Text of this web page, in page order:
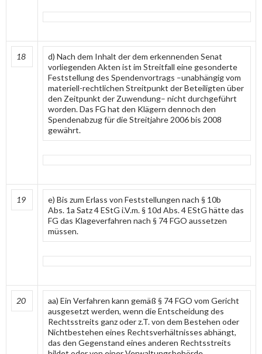
18
d) Nach dem Inhalt der dem erkennenden Senat
vorliegenden Akten ist im Streitfall eine gesonderte
Feststellung des Spendenvortrags –unabhängig vom
materiell-rechtlichen Streitpunkt der Beteiligten über
den Zeitpunkt der Zuwendung– nicht durchgeführt
worden. Das FG hat den Klägern dennoch den
Spendenabzug für die Streitjahre 2006 bis 2008
gewährt.
19
e) Bis zum Erlass von Feststellungen nach § 10b
Abs. 1a Satz 4 EStG i.V.m. § 10d Abs. 4 EStG hätte das
FG das Klageverfahren nach § 74 FGO aussetzen
müssen.
20
aa) Ein Verfahren kann gemäß § 74 FGO vom Gericht
ausgesetzt werden, wenn die Entscheidung des
Rechtsstreits ganz oder z.T. von dem Bestehen oder
Nichtbestehen eines Rechtsverhältnisses abhängt,
das den Gegenstand eines anderen Rechtsstreits